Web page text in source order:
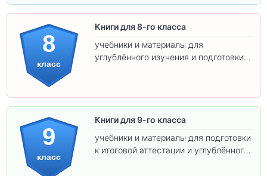
8
класс
Книги для 8-го класса
учебники и материалы для
углублённого изучения и подготовки к
9
класс
Книги для 9-го класса
учебники и материалы для подготовки
к итоговой аттестации и углублённого